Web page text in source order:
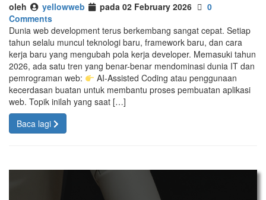
oleh yellowweb pada 02 February 2026
0
Comments
Dunia web development terus berkembang sangat cepat. Setiap
tahun selalu muncul teknologi baru, framework baru, dan cara
kerja baru yang mengubah pola kerja developer. Memasuki tahun
2026, ada satu tren yang benar-benar mendominasi dunia IT dan
pemrograman web:
AI-Assisted Coding atau penggunaan
kecerdasan buatan untuk membantu proses pembuatan aplikasi
web. Topik inilah yang saat […]
Baca lagi